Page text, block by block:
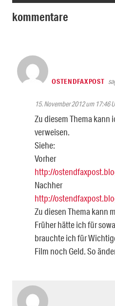
kommentare
OSTENDFAXPOST
15. November 2012 um 17:46
Zu diesem Thema kann
verweisen.
Siehe:
Vorher
http://
Nachher
http://
Zu diesen Thema kann
Früher hätte ich für
brauchte ich für
Film noch Geld. So